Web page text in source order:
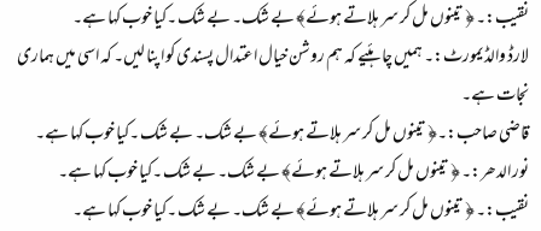
نقیب:۔ ﴿ تینوں مل کر سر ہلاتے ہوئے﴾ بے شک۔ بے شک ۔کیا خوب کہا ہے۔
لارڈ والڈیمورٹ:۔ ہمیں چاہئیے کہ ہم روشن خیال اعتدال پسندی کو اپنا لیں۔ کہ اسی میں ہماری
نجات ہے۔
قاضی صاحب:۔﴿ تینوں مل کر سر ہلاتے ہوئے﴾ بے شک۔ بے شک ۔کیا خوب کہا ہے۔
نور الدھر:۔ ﴿ تینوں مل کر سر ہلاتے ہوئے﴾ بے شک۔ بے شک ۔کیا خوب کہا ہے۔
نقیب:۔ ﴿ تینوں مل کر سر ہلاتے ہوئے﴾ بے شک۔ بے شک ۔کیا خوب کہا ہے۔